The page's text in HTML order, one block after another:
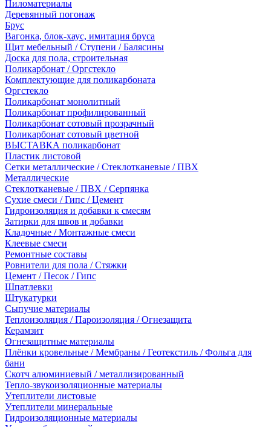
Пиломатериалы
Деревянный погонаж
Брус
Вагонка, блок-хаус, имитация бруса
Щит мебельный / Ступени / Балясины
Доска для пола, строительная
Поликарбонат / Оргстекло
Комплектующие для поликарбоната
Оргстекло
Поликарбонат монолитный
Поликарбонат профилированный
Поликарбонат сотовый прозрачный
Поликарбонат сотовый цветной
ВЫСТАВКА поликарбонат
Пластик листовой
Сетки металлические / Стеклотканевые / ПВХ
Металлические
Стеклотканевые / ПВХ / Серпянка
Сухие смеси / Гипс / Цемент
Гидроизоляция и добавки к смесям
Затирки для швов и добавки
Кладочные / Монтажные смеси
Клеевые смеси
Ремонтные составы
Ровнители для пола / Стяжки
Цемент / Песок / Гипс
Шпатлевки
Штукатурки
Сыпучие материалы
Теплоизоляция / Пароизоляция / Огнезащита
Керамзит
Огнезащитные материалы
Плёнки кровельные / Мембраны / Геотекстиль / Фольга для
бани
Скотч алюминиевый / металлизированный
Тепло-звукоизоляционные материалы
Утеплители листовые
Утеплители минеральные
Гидроизоляционные материалы